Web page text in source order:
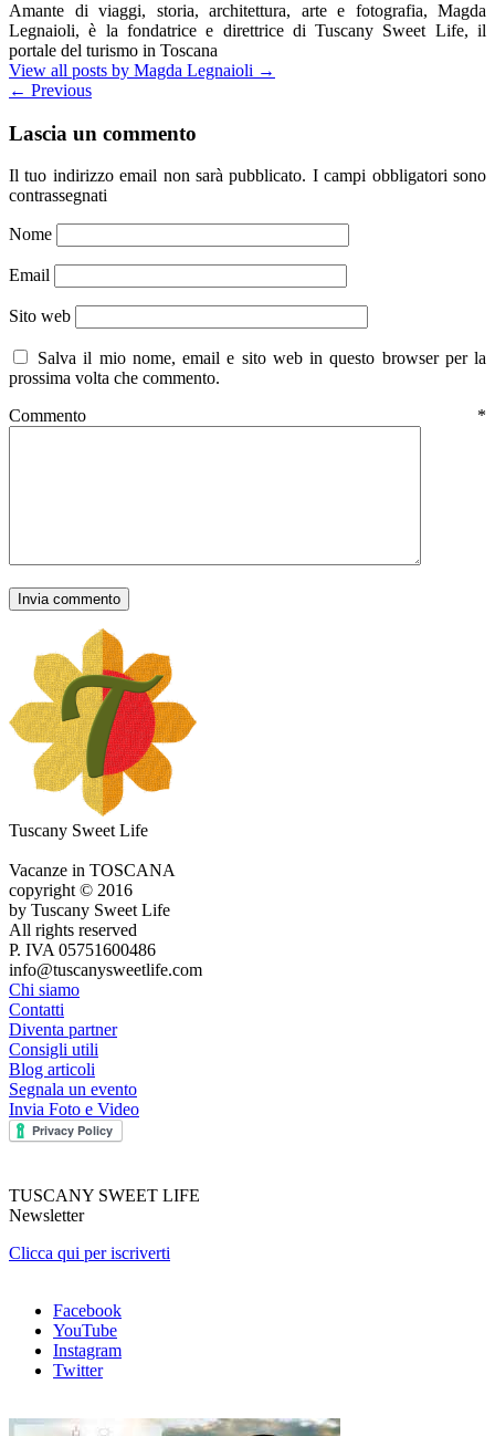
Amante di viaggi, storia, architettura, arte e fotografia, Magda
Legnaioli, è la fondatrice e direttrice di Tuscany Sweet Life, il
portale del turismo in Toscana
View all posts by Magda Legnaioli →
← Previous
Lascia un commento
Il tuo indirizzo email non sarà pubblicato. I campi obbligatori sono
contrassegnati
Nome
Email
Sito web
Salva il mio nome, email e sito web in questo browser per la
prossima volta che commento.
Commento *
Tuscany Sweet Life
Vacanze in TOSCANA
copyright © 2016
by Tuscany Sweet Life
All rights reserved
P. IVA 05751600486
info@tuscanysweetlife.com
Chi siamo
Contatti
Diventa partner
Consigli utili
Blog articoli
Segnala un evento
Invia Foto e Video
TUSCANY SWEET LIFE
Newsletter
Clicca qui per iscriverti
Facebook
YouTube
Instagram
Twitter